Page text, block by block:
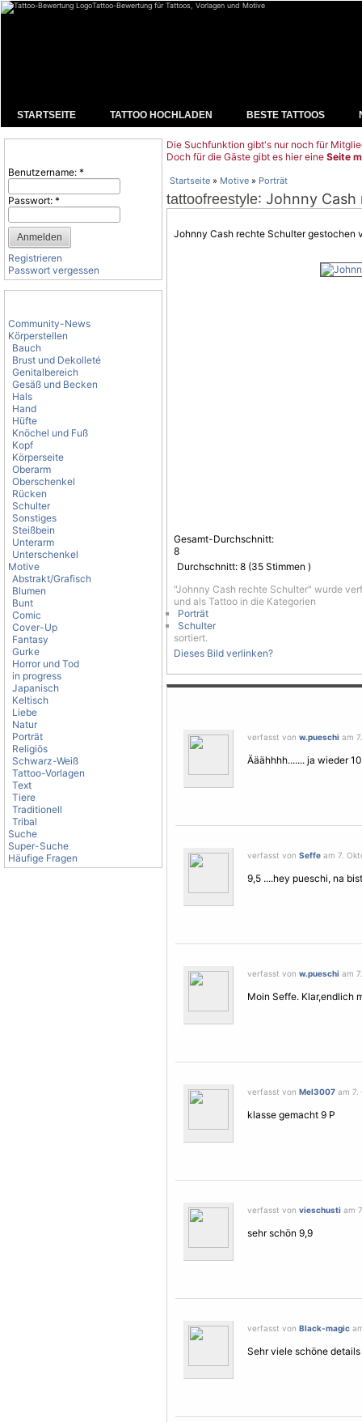
Tattoo-Bewertung für Tattoos, Vorlagen und Motive
STARTSEITE TATTOO HOCHLADEN BESTE TATTOOS
Benutzername: *
Passwort: *
Registrieren
Passwort vergessen
Community-News
Körperstellen
Bauch
Brust und Dekolleté
Genitalbereich
Gesäß und Becken
Hals
Hand
Hüfte
Knöchel und Fuß
Kopf
Körperseite
Oberarm
Oberschenkel
Rücken
Schulter
Sonstiges
Steißbein
Unterarm
Unterschenkel
Motive
Abstrakt/Grafisch
Blumen
Bunt
Comic
Cover-Up
Fantasy
Gurke
Horror und Tod
in progress
Japanisch
Keltisch
Liebe
Natur
Porträt
Religiös
Schwarz-Weiß
Tattoo-Vorlagen
Text
Tiere
Traditionell
Tribal
Suche
Super-Suche
Häufige Fragen
Die Suchfunktion gibt's nur noch für
Doch für die Gäste gibt es hier eine Seite
Startseite » Motive » Porträt
tattoofreestyle: Johnny
Johnny Cash rechte Schulter gestochen
Gesamt-Durchschnitt:
8
Durchschnitt: 8 (35 Stimmen )
"Johnny Cash rechte Schulter" wurde
und als Tattoo in die Kategorien
Porträt
Schulter
sortiert.
Dieses Bild verlinken?
verfasst von w.pueschi am
Ääähhhh....... ja wieder
verfasst von Seffe am 7.
9,5 ....hey pueschi, na
verfasst von w.pueschi am
Moin Seffe. Klar,endlich
verfasst von Mel3007 am 7.
klasse gemacht 9 P
verfasst von vieschusti am
sehr schön 9,9
verfasst von Black-magic
Sehr viele schöne